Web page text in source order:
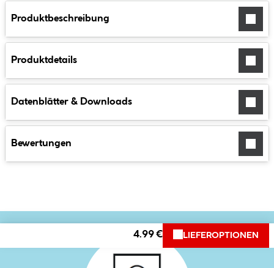
Produktbeschreibung
Produktdetails
Datenblätter & Downloads
Bewertungen
4.99 € LIEFEROPTIONEN